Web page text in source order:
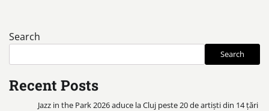
Search
Search
Recent Posts
Jazz in the Park 2026 aduce la Cluj peste 20 de artiști din 14 țări